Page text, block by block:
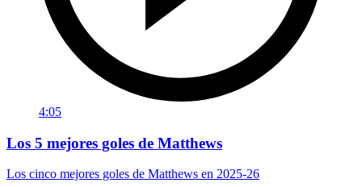
4:05
Los 5 mejores goles de Matthews
Los cinco mejores goles de Matthews en 2025-26